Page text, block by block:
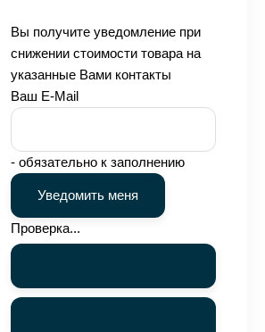
Вы получите уведомление при
снижении стоимости товара на
указанные Вами контакты
Ваш E-Mail
- обязательно к заполнению
Проверка...